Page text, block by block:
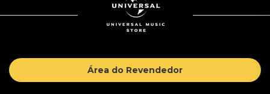
Área do Revendedor